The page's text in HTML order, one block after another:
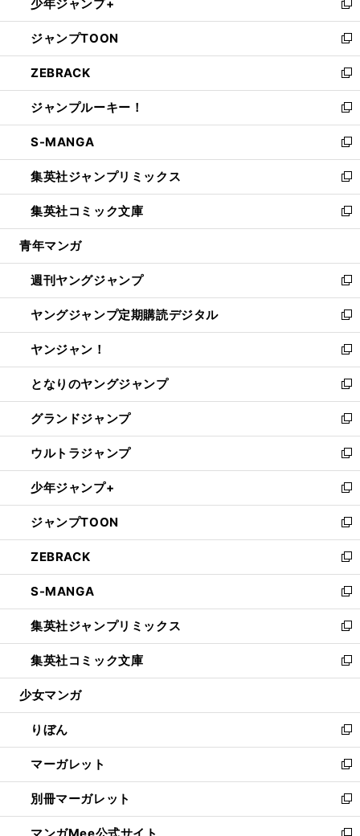
で
開
く
ド
ウ
で
開
く
ィ
ン
ド
ウ
で
開
く
い
ウ
ィ
ン
ド
ウ
で
開
く
少年ジャンプ+
新
し
い
ウ
ィ
ン
ド
ウ
で
開
く
ジャンプTOON
新
し
い
ウ
ィ
ン
ド
ウ
で
開
く
ZEBRACK
新
し
い
ウ
ィ
ン
ド
ウ
で
開
ジャンプルーキー！
新
し
い
ウ
ィ
ン
ド
ウ
開
く
S-MANGA
新
し
い
ウ
ィ
ン
ウ
で
開
く
集英社ジャンプリミックス
新
し
い
ウ
ン
ド
ウ
で
開
く
集英社コミック文庫
新
し
ウ
ィ
ン
ド
ウ
で
開
く
青年マンガ
週刊ヤングジャンプ
新
し
い
ウ
ィ
ン
ド
ウ
で
開
く
ヤングジャンプ定期購読デジタル
新
し
い
ウ
ィ
ン
ド
ウ
で
開
く
ヤンジャン！
新
し
い
ウ
ィ
ン
ド
ウ
で
開
く
となりのヤングジャンプ
新
し
い
ウ
ィ
ン
ド
ウ
で
開
く
グランドジャンプ
新
し
い
ウ
ィ
ン
ド
ウ
で
開
く
ウルトラジャンプ
新
し
い
ウ
ィ
ン
ド
ウ
で
開
く
少年ジャンプ+
新
し
い
ウ
ィ
ン
ド
ウ
で
開
く
ジャンプTOON
新
し
い
ウ
ィ
ン
ド
ウ
で
開
ZEBRACK
新
し
い
ウ
ィ
ン
ド
ウ
開
く
S-MANGA
新
し
い
ウ
ィ
ン
ウ
で
開
く
集英社ジャンプリミックス
新
し
い
ウ
ン
ド
ウ
で
開
く
集英社コミック文庫
新
し
ウ
ィ
ン
ド
ウ
で
開
く
少女マンガ
りぼん
新
し
い
ウ
ィ
ン
マーガレット
新
し
い
ウ
別冊マーガレット
新
し